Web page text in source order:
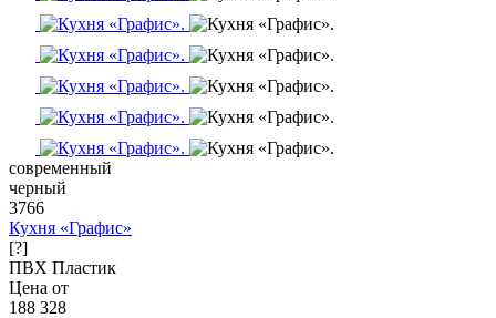
современный
черный
3766
Кухня «Графис»
[?]
ПВХ Пластик
Цена от
188 328